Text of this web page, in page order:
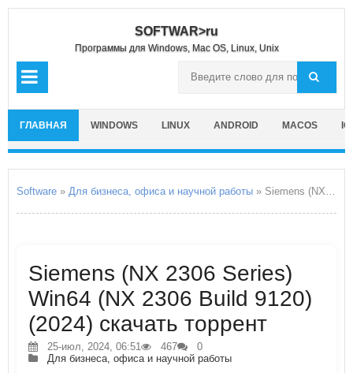
SOFTWAR>ru
Программы для Windows, Mac OS, Linux, Unix
ГЛАВНАЯ WINDOWS LINUX ANDROID MACOS
Software » Для бизнеса, офиса и научной работы » Siemens (NX 2306 Series) Win64
Siemens (NX 2306 Series)
Win64 (NX 2306 Build 9120)
(2024) скачать торрент
25-июл, 2024, 06:51 467
0
Для бизнеса, офиса и научной работы